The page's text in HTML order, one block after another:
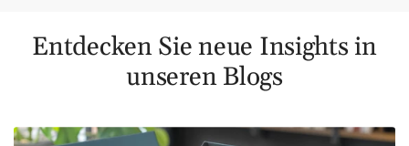
Entdecken Sie neue Insights in
unseren Blogs